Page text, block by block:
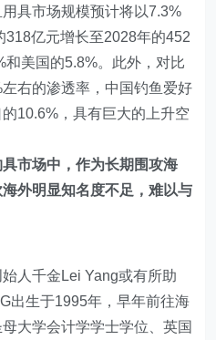
具市场规模预计将以7.3%
318亿元增长至2028年的452
美国的5.8%。此外，对比
右的渗透率，中国钓鱼爱好
10.6%，具有巨大的上升空
市场中，作为长期围攻海
外明显知名度不足，难以与
人千金Lei Yang或有所助
出生于1995年，早年前往海
大学会计学学士学位、英国